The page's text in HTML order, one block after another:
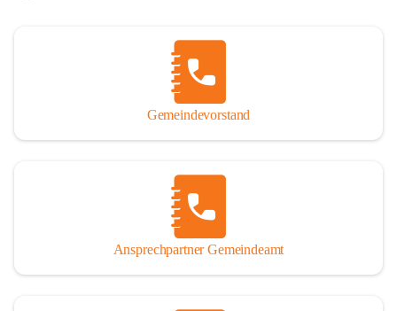
Gemeindevorstand
Ansprechpartner Gemeindeamt